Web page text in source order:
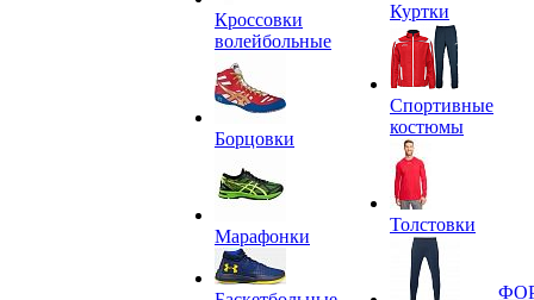
Кроссовки
волейбольные
Борцовки
Марафонки
Куртки
Спортивные
костюмы
Толстовки